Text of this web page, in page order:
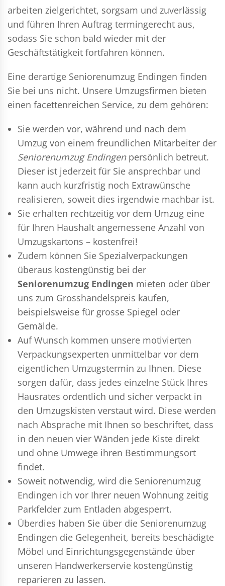
arbeiten zielgerichtet, sorgsam und zuverlässig
und führen Ihren Auftrag termingerecht aus,
sodass Sie schon bald wieder mit der
Geschäftstätigkeit fortfahren können.
Eine derartige Seniorenumzug Endingen finden
Sie bei uns nicht. Unsere Umzugsfirmen bieten
einen facettenreichen Service, zu dem gehören:
Sie werden vor, während und nach dem
Umzug von einem freundlichen Mitarbeiter der
Seniorenumzug Endingenpersönlich betreut.
Dieser ist jederzeit für Sie ansprechbar und
kann auch kurzfristig noch Extrawünsche
realisieren, soweit dies irgendwie machbar ist.
Sie erhalten rechtzeitig vor dem Umzug eine
für Ihren Haushalt angemessene Anzahl von
Umzugskartons – kostenfrei!
Zudem können Sie Spezialverpackungen
überaus kostengünstig bei der
Seniorenumzug Endingen mieten oder über
uns zum Grosshandelspreis kaufen,
beispielsweise für grosse Spiegel oder
Gemälde.
Auf Wunsch kommen unsere motivierten
Verpackungsexperten unmittelbar vor dem
eigentlichen Umzugstermin zu Ihnen. Diese
sorgen dafür, dass jedes einzelne Stück Ihres
Hausrates ordentlich und sicher verpackt in
den Umzugskisten verstaut wird. Diese werden
nach Absprache mit Ihnen so beschriftet, dass
in den neuen vier Wänden jede Kiste direkt
und ohne Umwege ihren Bestimmungsort
findet.
Soweit notwendig, wird die Seniorenumzug
Endingen ich vor Ihrer neuen Wohnung zeitig
Parkfelder zum Entladen abgesperrt.
Überdies haben Sie über die Seniorenumzug
Endingen die Gelegenheit, bereits beschädigte
Möbel und Einrichtungsgegenstände über
unseren Handwerkerservie kostengünstig
reparieren zu lassen.